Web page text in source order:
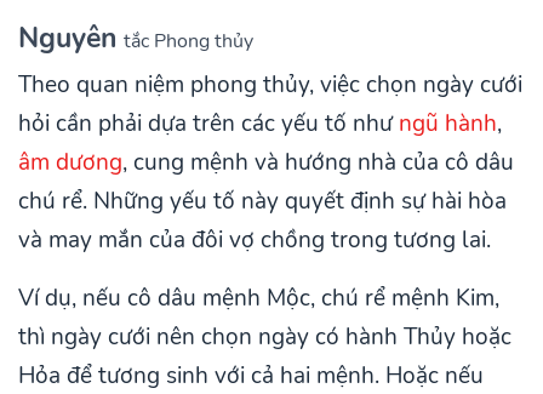
Nguyên tắc Phong thủy
Theo quan niệm phong thủy, việc chọn ngày cưới
hỏi cần phải dựa trên các yếu tố nhưngũ hành,
âm dương, cung mệnh và hướng nhà của cô dâu
chú rể. Những yếu tố này quyết định sự hài hòa
và may mắn của đôi vợ chồng trong tương lai.
Ví dụ, nếu cô dâu mệnh Mộc, chú rể mệnh Kim,
thì ngày cưới nên chọn ngày có hành Thủy hoặc
Hỏa để tương sinh với cả hai mệnh. Hoặc nếu